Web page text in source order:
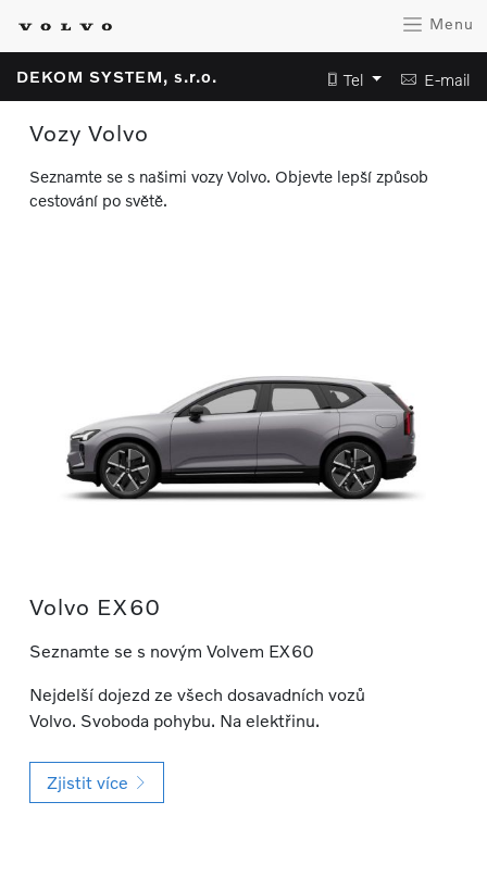
Menu
DEKOM SYSTEM, s.r.o. Tel E-mail
Vozy Volvo
Seznamte se s našimi vozy Volvo. Objevte lepší způsob
cestování po světě.
Volvo EX60
Seznamte se s novým Volvem EX60
Nejdelší dojezd ze všech dosavadních vozů
Volvo. Svoboda pohybu. Na elektřinu.
Zjistit více